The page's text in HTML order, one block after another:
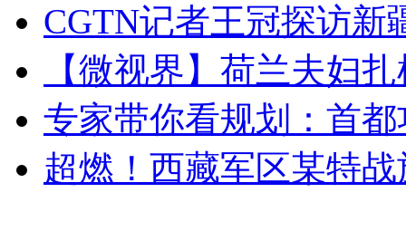
CGTN记者王冠探访新
【微视界】荷兰夫妇
专家带你看规划：首
超燃！西藏军区某特